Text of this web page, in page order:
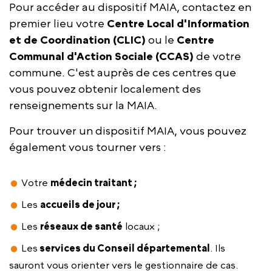
Pour accéder au dispositif MAIA, contactez en
premier lieu votre Centre Local d'Information
et de Coordination (CLIC) ou le Centre
Communal d'Action Sociale (CCAS) de votre
commune. C'est auprès de ces centres que
vous pouvez obtenir localement des
renseignements sur la MAIA.
Pour trouver un dispositif MAIA, vous pouvez
également vous tourner vers :
Votre médecin traitant ;
Les accueils de jour ;
Les réseaux de santé locaux ;
Les services du Conseil départemental . Ils
sauront vous orienter vers le gestionnaire de cas.